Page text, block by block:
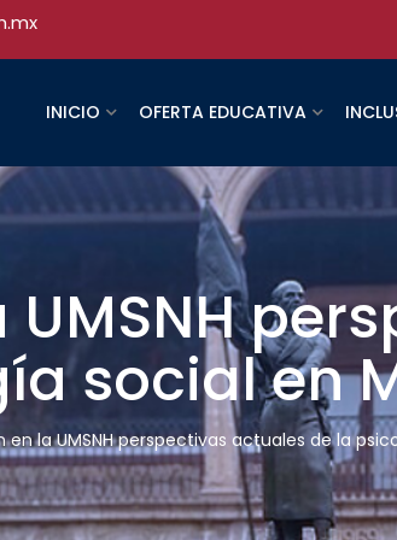
INICIO OFERTA EDUCATIVA
social en
en la UMSNH perspectivas actuales de la